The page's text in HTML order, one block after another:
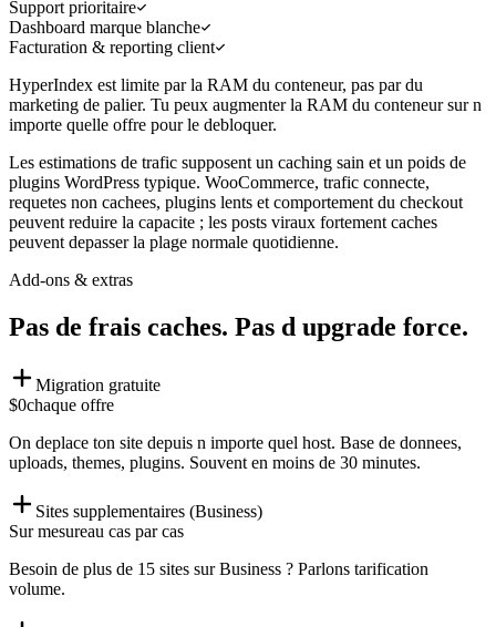
Support prioritaire
Dashboard marque blanche
Facturation & reporting client
HyperIndex est limite par la RAM du conteneur, pas par du
marketing de palier. Tu peux augmenter la RAM du conteneur sur n
importe quelle offre pour le debloquer.
Les estimations de trafic supposent un caching sain et un poids de
plugins WordPress typique. WooCommerce, trafic connecte,
requetes non cachees, plugins lents et comportement du checkout
peuvent reduire la capacite ; les posts viraux fortement caches
peuvent depasser la plage normale quotidienne.
Add-ons & extras
Pas de frais caches. Pas d upgrade force.
Migration gratuite
$0chaque offre
On deplace ton site depuis n importe quel host. Base de donnees,
uploads, themes, plugins. Souvent en moins de 30 minutes.
Sites supplementaires (Business)
Sur mesureau cas par cas
Besoin de plus de 15 sites sur Business ? Parlons tarification
volume.